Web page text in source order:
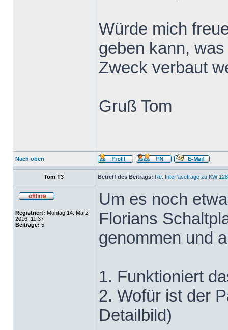
Würde mich
geben kann,
Zweck verbaut
Gruß Tom
Nach oben
Tom T3 Betreff des Beitrags: Re: Interfacefrage zu KW
Registriert: Montag 14. März
2016, 11:37
Beiträge: 5
Um es noch
Florians
genommen und
1. Funktioniert
2. Wofür ist der
Detailbild)